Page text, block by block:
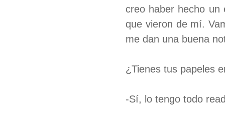
creo haber hecho un
que vieron de mí.
me dan una buena
¿Tienes tus papeles
-Sí, lo tengo todo